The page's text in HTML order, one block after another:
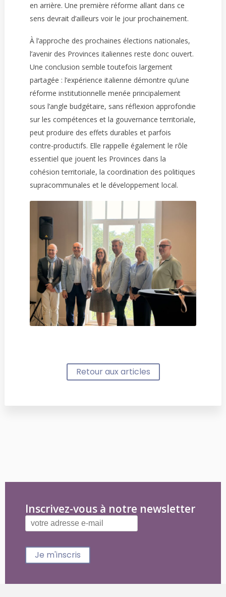
en arrière. Une première réforme allant dans ce
sens devrait d’ailleurs voir le jour prochainement.
À l’approche des prochaines élections nationales,
l’avenir des Provinces italiennes reste donc ouvert.
Une conclusion semble toutefois largement
partagée : l’expérience italienne démontre qu’une
réforme institutionnelle menée principalement
sous l’angle budgétaire, sans réflexion approfondie
sur les compétences et la gouvernance territoriale,
peut produire des effets durables et parfois
contre-productifs. Elle rappelle également le rôle
essentiel que jouent les Provinces dans la
cohésion territoriale, la coordination des politiques
supracommunales et le développement local.
Retour aux articles
Inscrivez-vous à notre newsletter
Je m'inscris